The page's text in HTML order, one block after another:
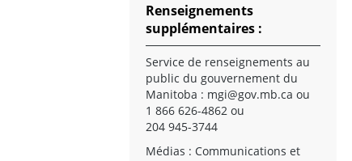
Renseignements
supplémentaires :
Service de renseignements au
public du gouvernement du
Manitoba : mgi@gov.mb.ca ou
1 866 626-4862 ou
204 945-3744
Médias : Communications et